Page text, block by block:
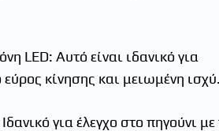
LED: Αυτό είναι ιδανικό για
κίνησης και μειωμένη ισχύ.
για έλεγχο στο πηγούνι με